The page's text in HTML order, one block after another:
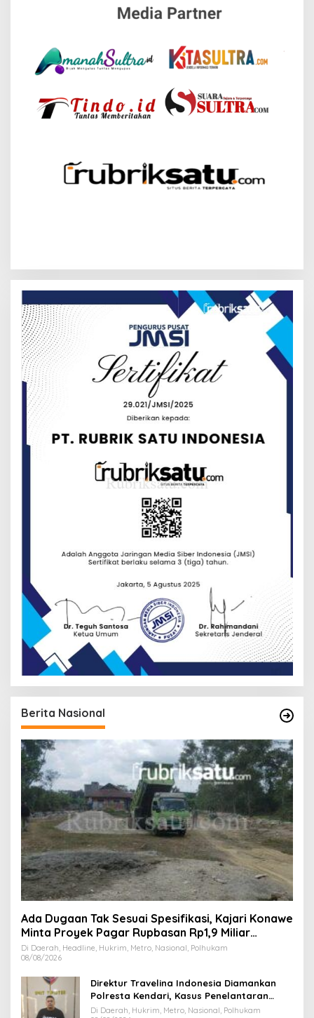
Berita Nasional
Ada Dugaan Tak Sesuai Spesifikasi, Kajari Konawe
Minta Proyek Pagar Rupbasan Rp1,9 Miliar
Dihentikan
Di Daerah, Headline, Hukrim, Metro, Nasional, Polhukam
08/08/2026
Direktur Travelina Indonesia Diamankan
Polresta Kendari, Kasus Penelantaran
Jemaah Umrah Masuk Babak Baru
Di Daerah, Hukrim, Metro, Nasional, Polhukam